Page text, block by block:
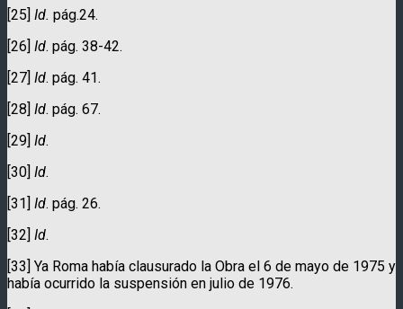
[25] Id. pág.24.
[26] Id. pág. 38-42.
[27] Id. pág. 41.
[28] Id. pág. 67.
[29] Id.
[30] Id.
[31] Id. pág. 26.
[32] Id.
[33] Ya Roma había clausurado la Obra el 6 de mayo de 1975 y
había ocurrido la suspensión en julio de 1976.